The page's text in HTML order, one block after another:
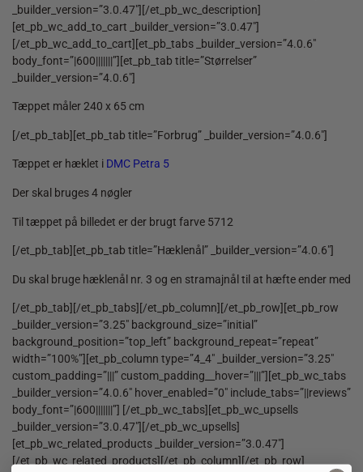
_builder_version=”3.0.47″][/et_pb_wc_description]
[et_pb_wc_add_to_cart _builder_version=”3.0.47″]
[/et_pb_wc_add_to_cart][et_pb_tabs _builder_version=”4.0.6″
body_font=”|600|||||||”][et_pb_tab title=”Størrelser”
_builder_version=”4.0.6″]
Tæppet måler 240 x 65 cm
[/et_pb_tab][et_pb_tab title=”Forbrug” _builder_version=”4.0.6″]
Tæppet er hæklet i DMC Petra 5
Der skal bruges 4 nøgler
Til tæppet på billedet er der brugt farve 5712
[/et_pb_tab][et_pb_tab title=”Hæklenål” _builder_version=”4.0.6″]
Du skal bruge hæklenål nr. 3 og en stramajnål til at hæfte ender med
[/et_pb_tab][/et_pb_tabs][/et_pb_column][/et_pb_row][et_pb_row
_builder_version=”3.25″ background_size=”initial”
background_position=”top_left” background_repeat=”repeat”
width=”100%”][et_pb_column type=”4_4″ _builder_version=”3.25″
custom_padding=”|||” custom_padding__hover=”|||”][et_pb_wc_tabs
_builder_version=”4.0.6″ hover_enabled=”0″ include_tabs=”||reviews”
body_font=”|600|||||||”] [/et_pb_wc_tabs][et_pb_wc_upsells
_builder_version=”3.0.47″][/et_pb_wc_upsells]
[et_pb_wc_related_products _builder_version=”3.0.47″]
[/et_pb_wc_related_products][/et_pb_column][/et_pb_row]